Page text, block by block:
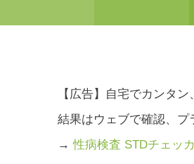
【広告】自宅でカンタ
結果はウェブで確認、プ
→性病検査 STDチェッ